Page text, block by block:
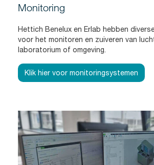
Monitoring
Hettich Benelux en Erlab hebben
voor het monitoren en zuiveren van
laboratorium of omgeving.
Klik hier voor monitoringsystemen